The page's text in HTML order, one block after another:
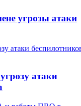
угрозы атаки
атаки